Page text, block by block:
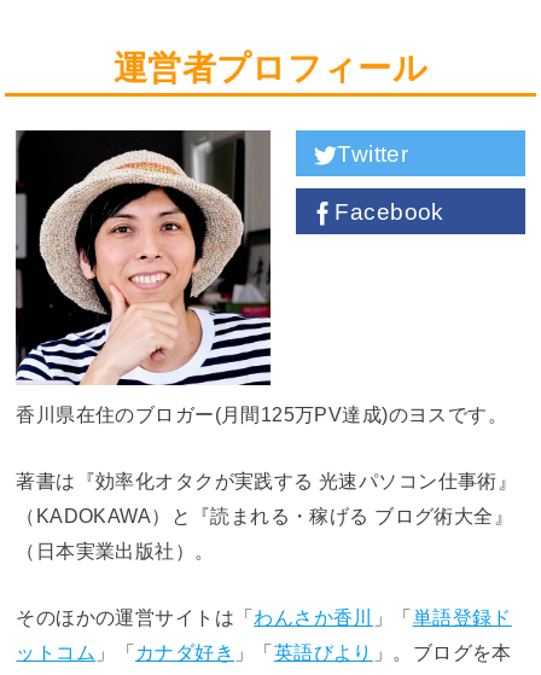
運営者プロフィール
Twitter
Facebook
香川県在住のブロガー(月間125万PV達成)のヨスです。
著書は『効率化オタクが実践する 光速パソコン仕事術』
（KADOKAWA）と『読まれる・稼げる ブログ術大全』
（日本実業出版社）。
そのほかの運営サイトは「わんさか香川 」「単語登録ド
ットコム 」「カナダ好き 」「英語びより
」。ブログを本